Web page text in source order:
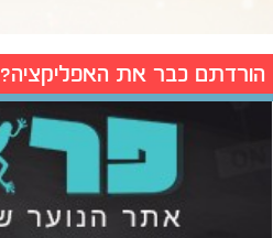
הורדתם כבר את האפליקציה?